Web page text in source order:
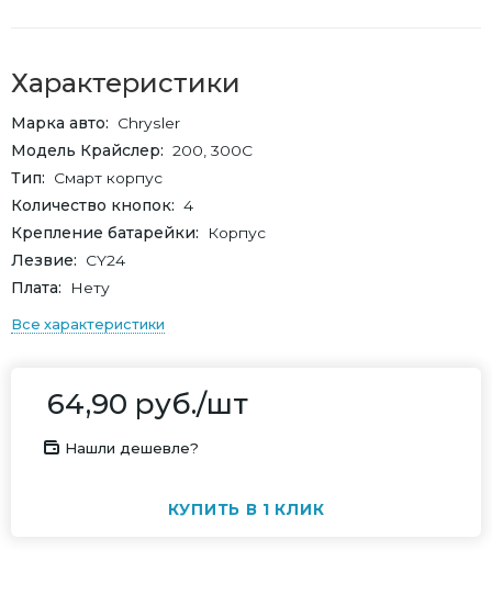
Характеристики
Марка авто
Chrysler
Модель Крайслер
200, 300C
Тип
Смарт корпус
Количество кнопок
4
Крепление батарейки
Корпус
Лезвие
СY24
Плата
Нету
Все характеристики
64,90 руб./шт
Нашли дешевле?
КУПИТЬ В 1 КЛИК